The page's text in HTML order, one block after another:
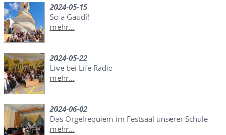
2024-05-15
So a Gaudí!
mehr...
2024-05-22
Live bei Life Radio
mehr...
2024-06-02
Das Orgelrequiem im Festsaal unserer Schule
mehr...